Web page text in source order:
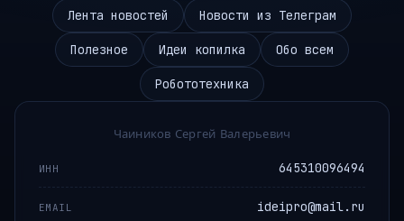
Лента новостей Новости из Телеграм
Полезное Идеи копилка Обо всем
Робототехника
Чаиников Сергей Валерьевич
ИНН 645310096494
EMAIL ideipro@mail.ru